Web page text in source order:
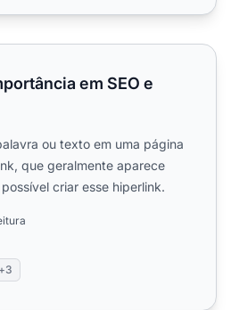
em SEO e Linkagem
em SEO e
ou texto em uma página
que geralmente aparece
criar esse hiperlink.
+3